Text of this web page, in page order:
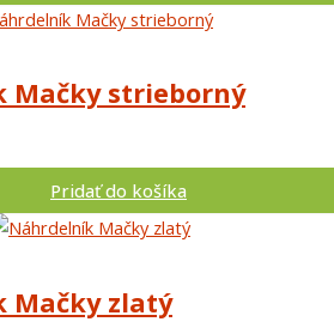
Mačky strieborný
Pridať do košíka
Mačky zlatý